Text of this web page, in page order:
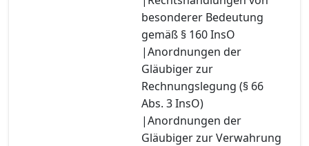
besonderer Bedeutung
gemäß § 160 InsO
|Anordnungen der
Gläubiger zur
Rechnungslegung (§ 66
Abs. 3 InsO)
|Anordnungen der
Gläubiger zur Verwahrung